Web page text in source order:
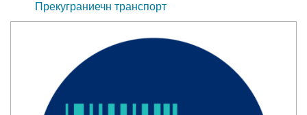
Прекуграниечн транспорт